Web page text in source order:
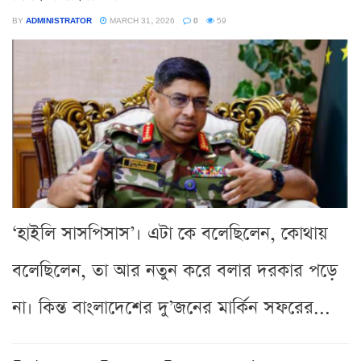
BY ADMINISTRATOR MARCH 31, 2026 0 59
‘হাইলি সাসপিসাস’। এটা কে বলেছিলেন, কোথায়
বলেছিলেন, তা আর নতুন করে বলার দরকার পড়ে
না। কিন্ত বাংলাদেশের দু’জনের মার্কিন সফরের...